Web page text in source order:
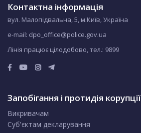
Контактна інформація
вул. Малопідвальна, 5, м.Київ, Україна
e-mail: dpo_office@police.gov.ua
Лінія працює цілодобово, тел.: 9899
Запобігання і протидія корупції
Викривачам
Суб'єктам декларування